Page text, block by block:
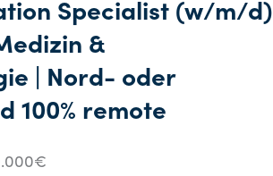
Specialist (w/m/d)
&
| Nord- oder
100% remote